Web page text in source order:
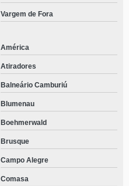
Vargem de Fora
América
Atiradores
Balneário Camburiú
Blumenau
Boehmerwald
Brusque
Campo Alegre
Comasa